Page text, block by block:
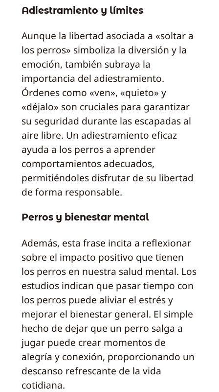
Adiestramiento y límites
Aunque la libertad asociada a «soltar a
los perros» simboliza la diversión y la
emoción, también subraya la
importancia del adiestramiento.
Órdenes como «ven», «quieto» y
«déjalo» son cruciales para garantizar
su seguridad durante las escapadas al
aire libre. Un adiestramiento eficaz
ayuda a los perros a aprender
comportamientos adecuados,
permitiéndoles disfrutar de su libertad
de forma responsable.
Perros y bienestar mental
Además, esta frase incita a reflexionar
sobre el impacto positivo que tienen
los perros en nuestra salud mental. Los
estudios indican que pasar tiempo con
los perros puede aliviar el estrés y
mejorar el bienestar general. El simple
hecho de dejar que un perro salga a
jugar puede crear momentos de
alegría y conexión, proporcionando un
descanso refrescante de la vida
cotidiana.